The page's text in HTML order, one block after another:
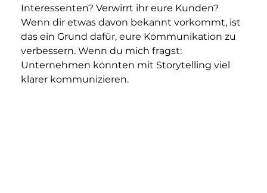
Interessenten? Verwirrt ihr eure Kunden?
Wenn dir etwas davon bekannt vorkommt, ist
das ein Grund dafür, eure Kommunikation zu
verbessern. Wenn du mich fragst:
Unternehmen könnten mit Storytelling viel
klarer kommunizieren.